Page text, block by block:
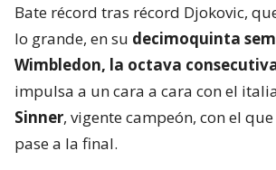
Bate récord tras récord Djokovic,
lo grande, en su decimoquinta
Wimbledon, la octava
impulsa a un cara a cara con el
Sinner, vigente campeón, con el
pase a la final.